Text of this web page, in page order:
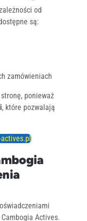
od
są:
zamówieniach
ponieważ
, które pozwalają
Actives.